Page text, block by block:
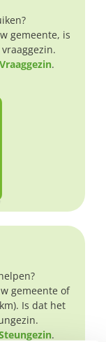
gemeente, is
Vraaggezin.
gemeente of
Is dat het
.